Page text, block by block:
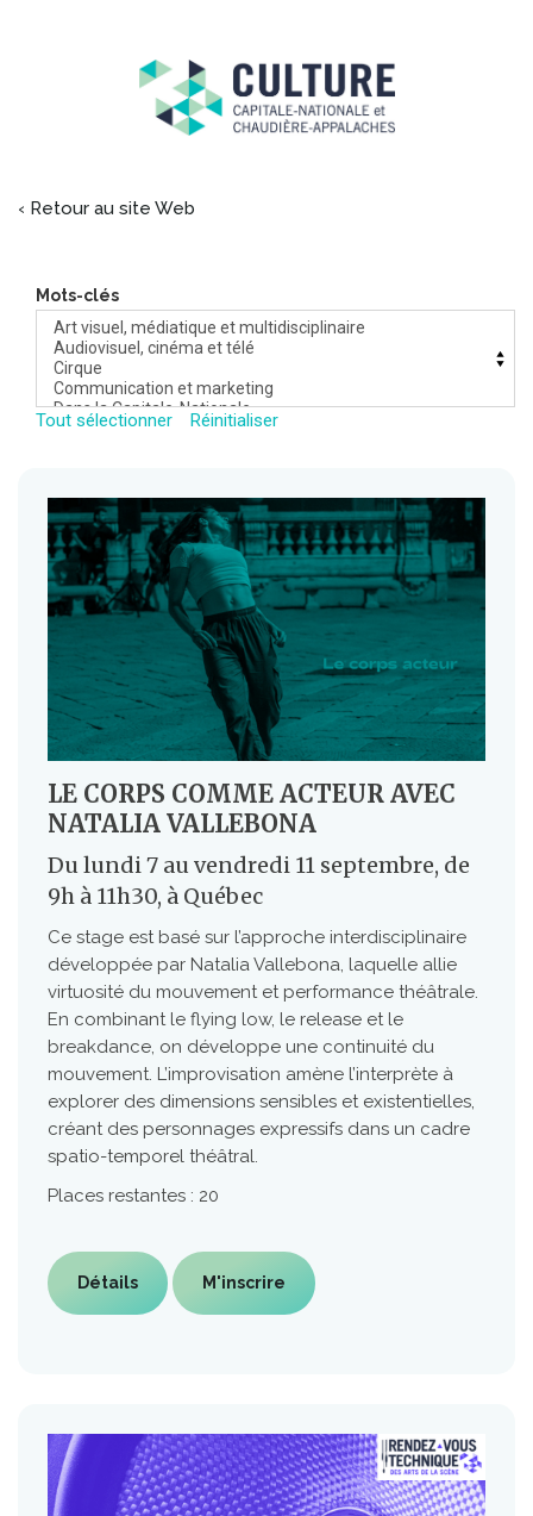
‹ Retour au site Web
Mots-clés
Tout sélectionner Réinitialiser
LE CORPS COMME ACTEUR AVEC
NATALIA VALLEBONA
Du lundi 7 au vendredi 11 septembre, de
9h à 11h30, à Québec
Ce stage est basé sur l’approche interdisciplinaire
développée par Natalia Vallebona, laquelle allie
virtuosité du mouvement et performance théâtrale.
En combinant le flying low, le release et le
breakdance, on développe une continuité du
mouvement. L’improvisation amène l’interprète à
explorer des dimensions sensibles et existentielles,
créant des personnages expressifs dans un cadre
spatio-temporel théâtral.
Places restantes : 20
Détails M'inscrire